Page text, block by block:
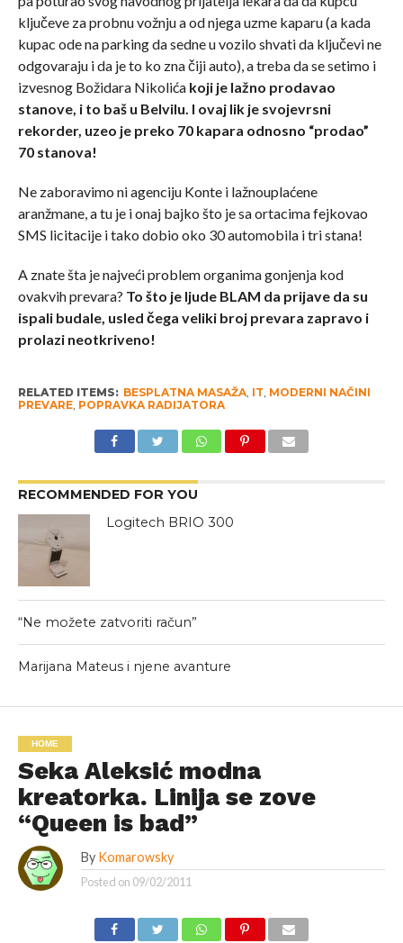
ključeve za probnu vožnju a od njega uzme kaparu (a kada
kupac ode na parking da sedne u vozilo shvati da ključevi ne
odgovaraju i da je to ko zna čiji auto), a treba da se setimo i
izvesnog Božidara Nikolića koji je lažno prodavao
stanove, i to baš u Belvilu. I ovaj lik je svojevrsni
rekorder, uzeo je preko 70 kapara odnosno “prodao”
70 stanova!
Ne zaboravimo ni agenciju Konte i lažnouplaćene
aranžmane, a tu je i onaj bajko što je sa ortacima fejkovao
SMS licitacije i tako dobio oko 30 automobila i tri stana!
A znate šta je najveći problem organima gonjenja kod
ovakvih prevara? To što je ljude BLAM da prijave da su
ispali budale, usled čega veliki broj prevara zapravo i
prolazi neotkriveno!
RELATED ITEMS: BESPLATNA MASAŽA, IT, MODERNI NAČINI
PREVARE, POPRAVKA RADIJATORA
RECOMMENDED FOR YOU
Logitech BRIO 300
“Ne možete zatvoriti račun”
Marijana Mateus i njene avanture
HOME
Seka Aleksić modna
kreatorka. Linija se zove
“Queen is bad”
By Komarowsky
Posted on 09/02/2011